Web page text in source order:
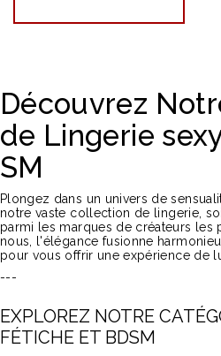
Découvrez
de Lingerie
SM
Plongez dans un univers de
notre vaste collection de lingerie,
parmi les marques de créateurs les
nous, l'élégance fusionne
pour vous offrir une expérience de
---
EXPLOREZ NOTRE
FÉTICHE ET BDSM